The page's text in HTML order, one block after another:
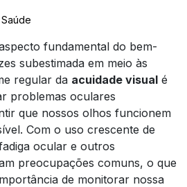
fundamental do bem-
subestimada em meio às
regular da acuidade visual é
problemas oculares
que nossos olhos funcionem
Com o uso crescente de
ocular e outros
preocupações comuns, o que
de monitorar nossa